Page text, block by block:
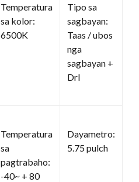
Temperatura
sa kolor:
6500K
Tipo sa
sagbayan:
Taas / ubos
nga
sagbayan +
Drl
Temperatura
sa
pagtrabaho:
-40~ + 80
Dayametro:
5.75 pulch